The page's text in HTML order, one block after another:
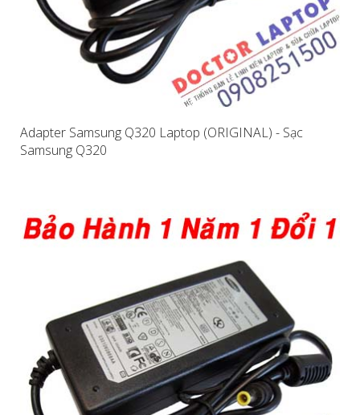
Adapter Samsung Q320 Laptop (ORIGINAL) - Sạc
Samsung Q320